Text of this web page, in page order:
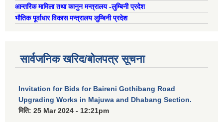
आन्तरिक मामिला तथा कानुन मन्त्रालय -लुम्बिनी प्रदेश
भौतिक पूर्वाधार विकास मन्त्रालय लुम्बिनी प्रदेश
सार्वजनिक खरिद/बोलपत्र सूचना
Invitation for Bids for Baireni Gothibang Road
Upgrading Works in Majuwa and Dhabang Section.
मिति: 25 Mar 2024 - 12:21pm